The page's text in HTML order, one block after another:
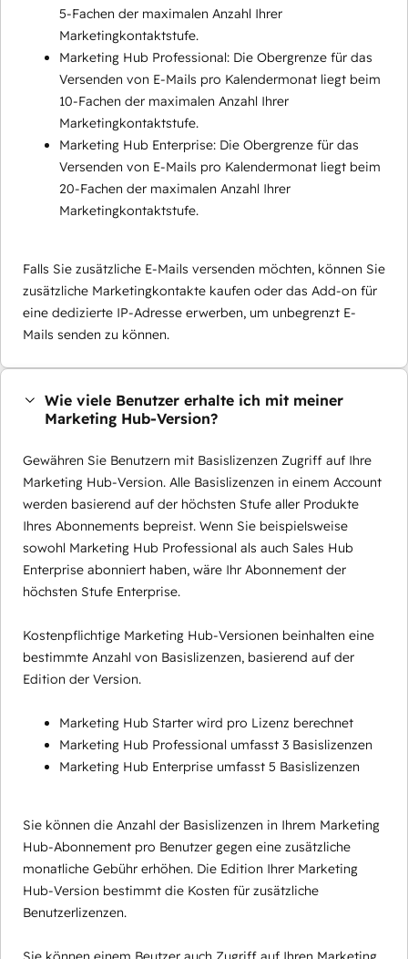
5-Fachen der maximalen Anzahl Ihrer
Marketingkontaktstufe.
Marketing Hub Professional: Die Obergrenze für das
Versenden von E-Mails pro Kalendermonat liegt beim
10-Fachen der maximalen Anzahl Ihrer
Marketingkontaktstufe.
Marketing Hub Enterprise: Die Obergrenze für das
Versenden von E-Mails pro Kalendermonat liegt beim
20-Fachen der maximalen Anzahl Ihrer
Marketingkontaktstufe.
Falls Sie zusätzliche E-Mails versenden möchten, können Sie
zusätzliche Marketingkontakte kaufen oder das Add-on für
eine dedizierte IP-Adresse erwerben, um unbegrenzt E-
Mails senden zu können.
Wie viele Benutzer erhalte ich mit meiner
Marketing Hub-Version?
Gewähren Sie Benutzern mit Basislizenzen Zugriff auf Ihre
Marketing Hub-Version. Alle Basislizenzen in einem Account
werden basierend auf der höchsten Stufe aller Produkte
Ihres Abonnements bepreist. Wenn Sie beispielsweise
sowohl Marketing Hub Professional als auch Sales Hub
Enterprise abonniert haben, wäre Ihr Abonnement der
höchsten Stufe Enterprise.
Kostenpflichtige Marketing Hub-Versionen beinhalten eine
bestimmte Anzahl von Basislizenzen, basierend auf der
Edition der Version.
Marketing Hub Starter wird pro Lizenz berechnet
Marketing Hub Professional umfasst 3 Basislizenzen
Marketing Hub Enterprise umfasst 5 Basislizenzen
Sie können die Anzahl der Basislizenzen in Ihrem Marketing
Hub-Abonnement pro Benutzer gegen eine zusätzliche
monatliche Gebühr erhöhen. Die Edition Ihrer Marketing
Hub-Version bestimmt die Kosten für zusätzliche
Benutzerlizenzen.